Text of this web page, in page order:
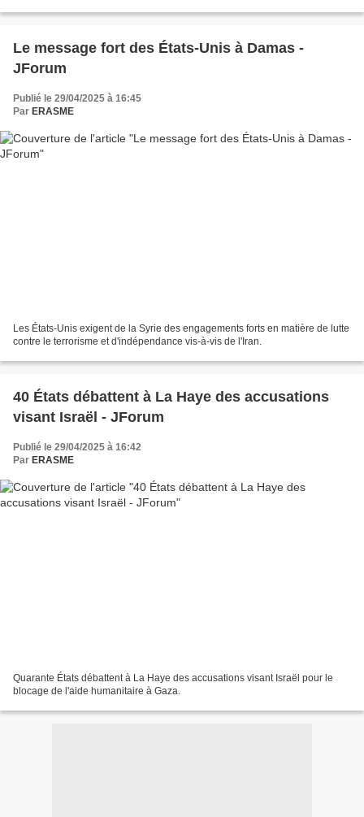
Le message fort des États-Unis à Damas -
JForum
Publié le 29/04/2025 à 16:45
Par ERASME
Les États-Unis exigent de la Syrie des engagements forts en matière de lutte
contre le terrorisme et d'indépendance vis-à-vis de l'Iran.
40 États débattent à La Haye des accusations
visant Israël - JForum
Publié le 29/04/2025 à 16:42
Par ERASME
Quarante États débattent à La Haye des accusations visant Israël pour le
blocage de l'aide humanitaire à Gaza.